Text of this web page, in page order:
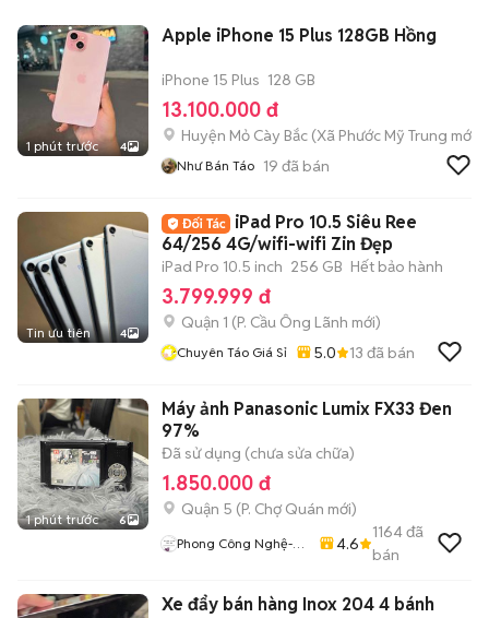
1 phút trước 4
Apple iPhone 15 Plus 128GB Hồng
iPhone 15 Plus 128 GB
13.100.000 đ
Huyện Mỏ Cày Bắc (Xã Phước Mỹ Trung mới)
Như Bán Táo 19 đã bán
Tin ưu tiên 4
iPad Pro 10.5 Siêu Ree
64/256 4G/wifi-wifi Zin Đẹp
iPad Pro 10.5 inch 256 GB Hết bảo hành
3.799.999 đ
Quận 1 (P. Cầu Ông Lãnh mới)
Chuyên Táo Giá Sỉ 5.0 13 đã bán
1 phút trước 6
Máy ảnh Panasonic Lumix FX33 Đen
97%
Đã sử dụng (chưa sửa chữa)
1.850.000 đ
Quận 5 (P. Chợ Quán mới)
Phong Công Nghệ-
4.6
1164đã
bán
Xe đẩy bán hàng Inox 204 4 bánh